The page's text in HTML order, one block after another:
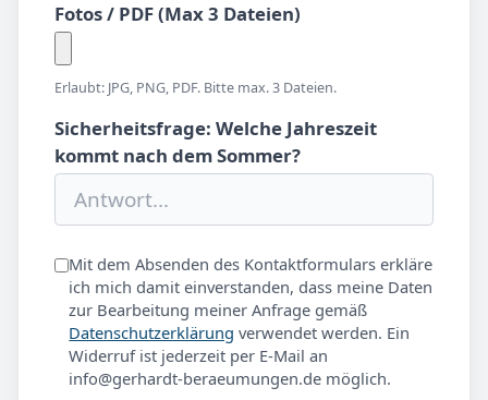
Fotos / PDF (Max 3 Dateien)
Erlaubt: JPG, PNG, PDF. Bitte max. 3 Dateien.
Sicherheitsfrage: Welche Jahreszeit
kommt nach dem Sommer?
Mit dem Absenden des Kontaktformulars erkläre
ich mich damit einverstanden, dass meine Daten
zur Bearbeitung meiner Anfrage gemäß
Datenschutzerklärung verwendet werden. Ein
Widerruf ist jederzeit per E-Mail an
info@gerhardt-beraeumungen.de möglich.